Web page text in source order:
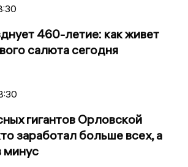
460-летие: как живет
салюта сегодня
гигантов Орловской
заработал больше всех, а
минус